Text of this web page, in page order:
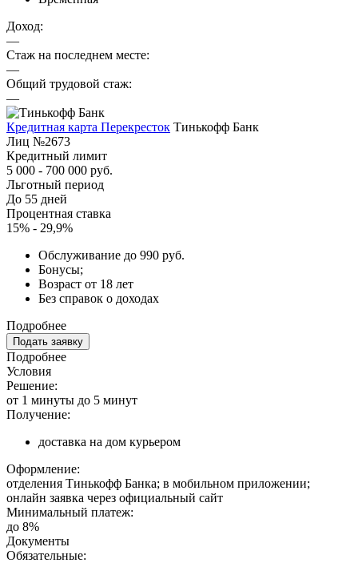
Доход:
—
Стаж на последнем месте:
—
Общий трудовой стаж:
—
Кредитная карта Перекресток Тинькофф Банк
Лиц №2673
Кредитный лимит
5 000 - 700 000 руб.
Льготный период
До 55 дней
Процентная ставка
15% - 29,9%
Обслуживание до 990 руб.
Бонусы;
Возраст от 18 лет
Без справок о доходах
Подробнее
Подать заявку
Подробнее
Условия
Решение:
от 1 минуты до 5 минут
Получение:
доставка на дом курьером
Оформление:
отделения Тинькофф Банка; в мобильном приложении;
онлайн заявка через официальный сайт
Минимальный платеж:
до 8%
Документы
Обязательные: